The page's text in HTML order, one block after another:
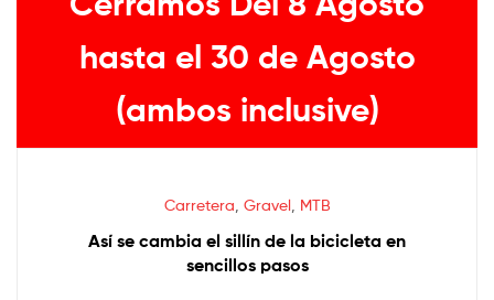
necesidad
hasta el 30 de Agosto
(ambos inclusive)
Carretera Gravel, MTB
Así se cambia el sillín de la bicicleta en
sencillos pasos